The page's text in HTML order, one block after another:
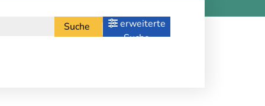
Suche
erweiterte
Suche